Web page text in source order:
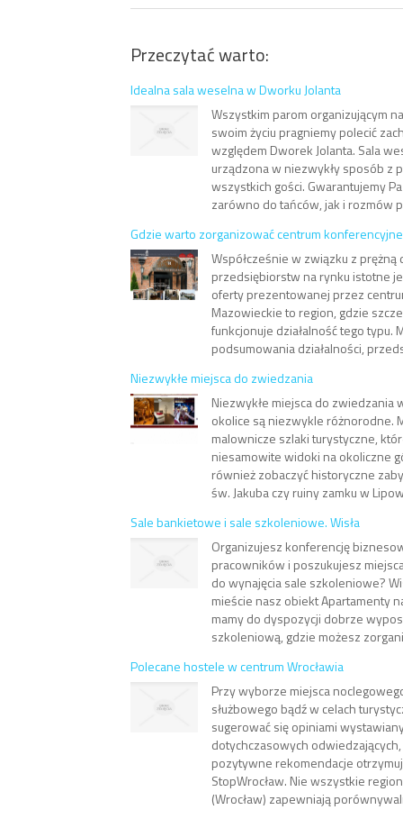
Przeczytać warto:
Idealna sala weselna w Dworku Jolanta
Wszystkim parom organizującym
swoim życiu pragniemy polecić
względem Dworek Jolanta. Sala
urządzona w niezwykły sposób z
wszystkich gości. Gwarantujemy
zarówno do tańców, jak i rozmów
Gdzie warto zorganizować centrum
Współcześnie w związku z prężną
przedsiębiorstw na rynku istotne
oferty prezentowanej przez
Mazowieckie to region, gdzie
funkcjonuje działalność tego typu.
podsumowania działalności,
Niezwykłe miejsca do zwiedzania
Niezwykłe miejsca do zwiedzania
okolice są niezwykle różnorodne.
malownicze szlaki turystyczne,
niesamowite widoki na okoliczne
również zobaczyć historyczne
św. Jakuba czy ruiny zamku w
Sale bankietowe i sale szkoleniowe. Wisła
Organizujesz konferencję
pracowników i poszukujesz
do wynajęcia sale szkoleniowe?
mieście nasz obiekt Apartamenty
mamy do dyspozycji dobrze
szkoleniową, gdzie możesz
Polecane hostele w centrum Wrocławia
Przy wyborze miejsca
służbowego bądź w celach
sugerować się opiniami
dotychczasowych
pozytywne rekomendacje
StopWrocław. Nie wszystkie
(Wrocław) zapewniają